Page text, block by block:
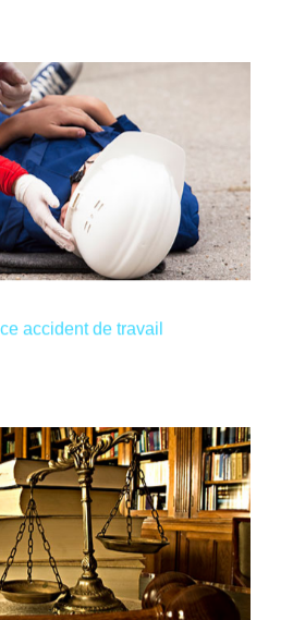
accident de travail
accident de travail
pour toutes les entreprises
elle protège les travailleurs
travail. Une incapacité suite à
du travail, des frais de santé
lors du trajet “domicile –
couvert par l’assurance de
le travailleur est au service.
avoir des démêlés avec la
d’un de vos fournisseurs,
sous-traitant. Les honoraires
en expertises et les frais divers
par une assurance “protection
Ne mettez pas
votre société en péril !